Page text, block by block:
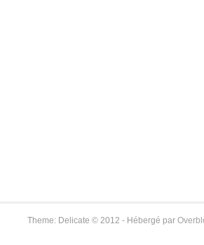
Theme: Delicate © 2012 - Hébergé par